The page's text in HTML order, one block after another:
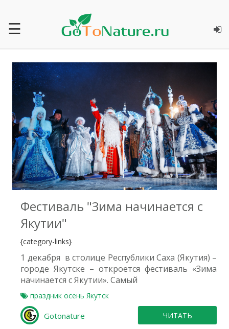
☰
0
Фестиваль "Зима начинается с
Якутии"
{category-links}
1 декабря в столице Республики Саха (Якутия) –
городе Якутске – откроется фестиваль «Зима
начинается с Якутии». Самый
праздник осень Якутск
Gotonature ЧИТАТЬ